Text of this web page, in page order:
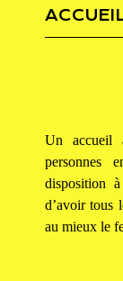
Un accueil
personnes
disposition
d’avoir tous
au mieux le